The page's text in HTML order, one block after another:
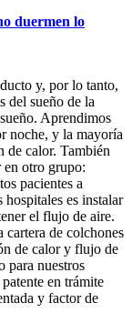
duermen lo
y, por lo tanto,
del sueño de la
Aprendimos
noche, y la mayoría
de calor. También
en otro grupo:
pacientes a
es instalar
el flujo de aire.
cartera de colchones
de calor y flujo de
para nuestros
en trámite
y factor de